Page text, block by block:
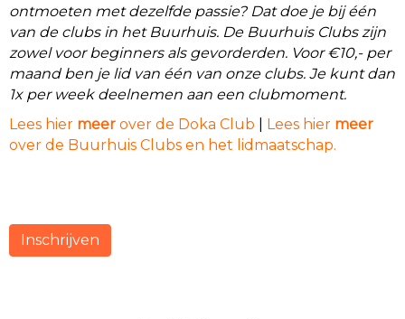
ontmoeten met dezelfde passie? Dat doe je bij één
van de clubs in het Buurhuis. De Buurhuis Clubs zijn
zowel voor beginners als gevorderden. Voor €10,- per
maand ben je lid van één van onze clubs. Je kunt dan
1x per week deelnemen aan een clubmoment.
Lees hier meer over de Doka Club Lees hier meer
over de Buurhuis Clubs en het lidmaatschap.
Inschrijven